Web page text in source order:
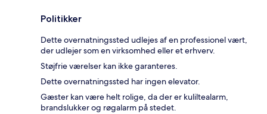
Politikker
Dette overnatningssted udlejes af en professionel vært,
der udlejer som en virksomhed eller et erhverv.
Støjfrie værelser kan ikke garanteres.
Dette overnatningssted har ingen elevator.
Gæster kan være helt rolige, da der er kuliltealarm,
brandslukker og røgalarm på stedet.